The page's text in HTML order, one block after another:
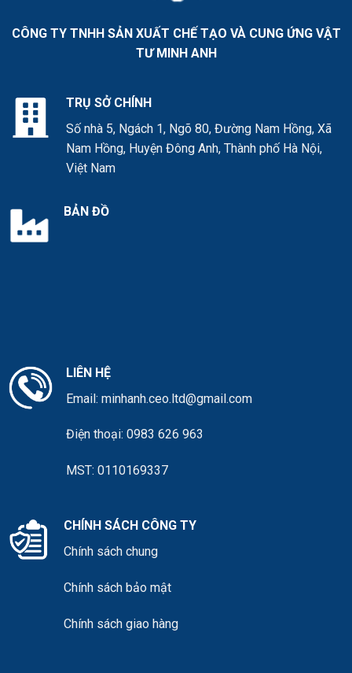
CÔNG TY TNHH SẢN XUẤT CHẾ TẠO VÀ CUNG ỨNG VẬT
TƯ MINH ANH
TRỤ SỞ CHÍNH
Số nhà 5, Ngách 1, Ngõ 80, Đường Nam Hồng, Xã
Nam Hồng, Huyện Đông Anh, Thành phố Hà Nội,
Việt Nam
BẢN ĐỒ
LIÊN HỆ
Email: minhanh.ceo.ltd@gmail.com
Điện thoại: 0983 626 963
MST: 0110169337
CHÍNH SÁCH CÔNG TY
Chính sách chung
Chính sách bảo mật
Chính sách giao hàng